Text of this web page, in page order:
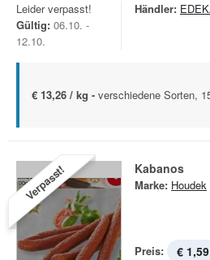
Leider verpasst!
Gültig: 06.10. -
12.10.
Händler:
€ 13,26 / kg - verschiedene Sorten,
Verpasst! Kabanos
Marke: Houdek
Preis: € 1,59